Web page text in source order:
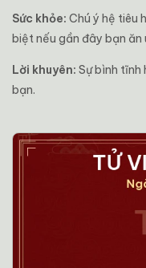
Sức khỏe: Chú ý hệ tiêu
biệt nếu gần đây bạn
Lời khuyên: Sự bình tĩnh
bạn.